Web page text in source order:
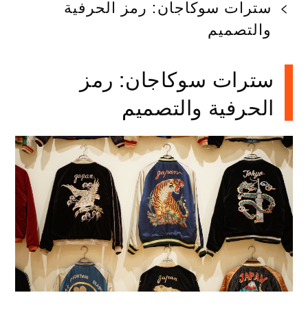
سترات سوكاجان: رمز الحرفية
والتصميم
سترات سوكاجان: رمز
الحرفية والتصميم